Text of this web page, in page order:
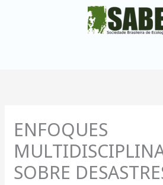
ENFOQUES
SOBRE